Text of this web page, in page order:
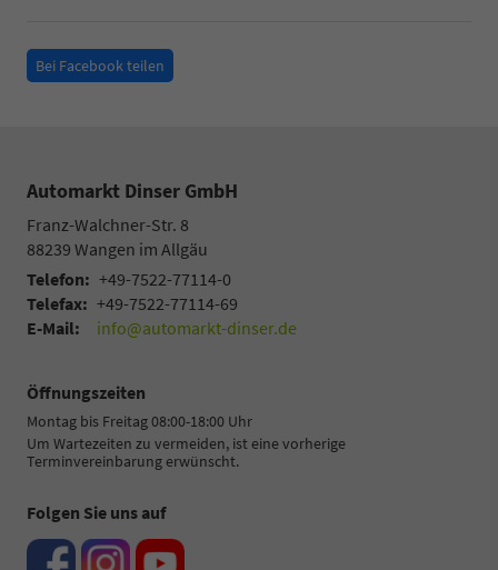
Bei Facebook teilen
Automarkt Dinser GmbH
Franz-Walchner-Str. 8
88239 Wangen im Allgäu
Telefon: +49-7522-77114-0
Telefax: +49-7522-77114-69
E-Mail:
info@automarkt-dinser.de
Öffnungszeiten
Montag bis Freitag 08:00-18:00 Uhr
Um Wartezeiten zu vermeiden, ist eine vorherige
Terminvereinbarung erwünscht.
Folgen Sie uns auf